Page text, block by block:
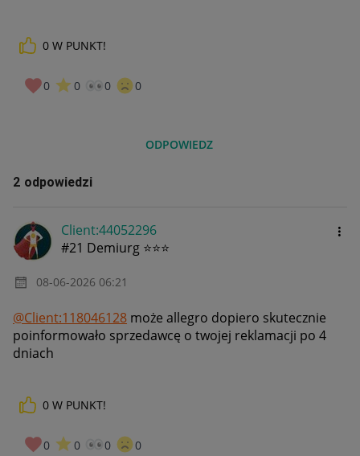
0 W PUNKT!
0 0 0 0
ODPOWIEDZ
2 odpowiedzi
Client:44052296
#21 Demiurg ⭐⭐⭐
‎08-06-2026 06:21
@Client:118046128 może allegro dopiero skutecznie
poinformowało sprzedawcę o twojej reklamacji po 4
dniach
0 W PUNKT!
0 0 0 0